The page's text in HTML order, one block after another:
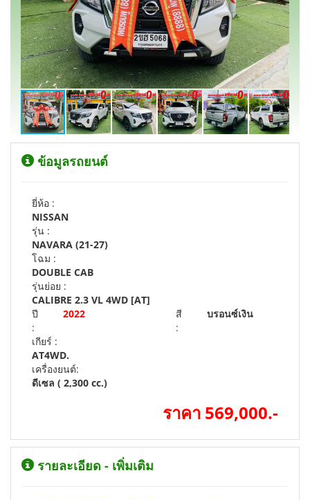
ข้อมูลรถยนต์
ยี่ห้อ :
NISSAN
รุ่น :
NAVARA (21-27)
โฉม :
DOUBLE CAB
รุ่นย่อย :
CALIBRE 2.3 VL 4WD [AT]
ปี
:
2022
สี
:
บรอนซ์เงิน
เกียร์ :
AT4WD.
เครื่องยนต์:
ดีเซล ( 2,300 cc.)
ราคา 569,000.-
รายละเอียด - เพิ่มเติม